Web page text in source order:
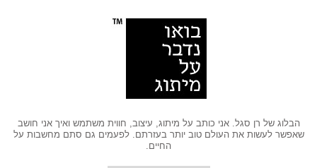
הבלוג של רן סגל. אני כותב על מיתוג, עיצוב, חווית משתמש ואיך אני חושב
שאפשר לעשות את העולם טוב יותר בעזרתם. לפעמים גם סתם מחשבות על
החיים.